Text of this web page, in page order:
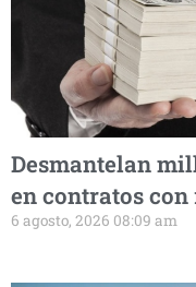
Desmantelan
en contratos
6 agosto, 2026 08:09 am